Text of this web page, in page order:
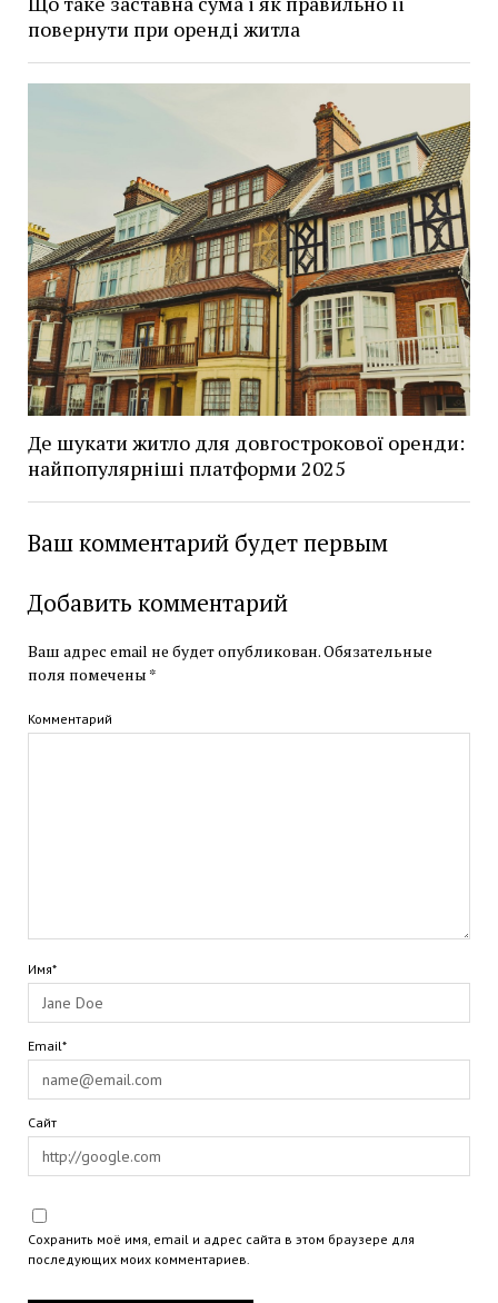
повернути при оренді житла
Де шукати житло для довгострокової оренди:
найпопулярніші платформи 2025
Ваш комментарий будет первым
Добавить комментарий
Ваш адрес email не будет опубликован.Обязательные
поля помечены *
Комментарий
Имя*
Email*
Сайт
Сохранить моё имя, email и адрес сайта в этом браузере для
последующих моих комментариев.